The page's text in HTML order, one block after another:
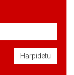
Harpidetu